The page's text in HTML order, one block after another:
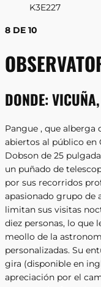
8 DE 10
DONDE:
Pangue , que alberga
abiertos al público en
Dobson de 25
un puñado de
por sus recorridos
apasionado grupo de
limitan sus visitas
diez personas, lo que
meollo de la
personalizadas. Su
gira (disponible en
apreciación por el